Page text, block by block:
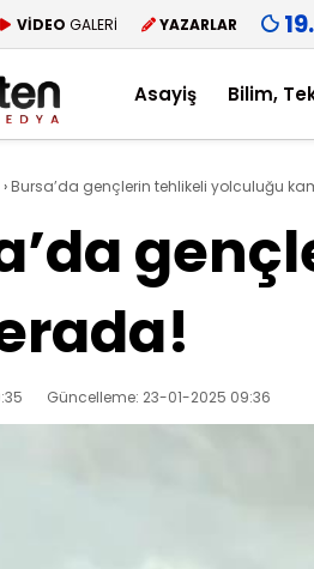
VİDEO GALERİ YAZARLAR
Asayiş Bilim,
› Bursa’da gençlerin tehlikeli yolculuğu
Güncelleme: 23-01-2025 09:36